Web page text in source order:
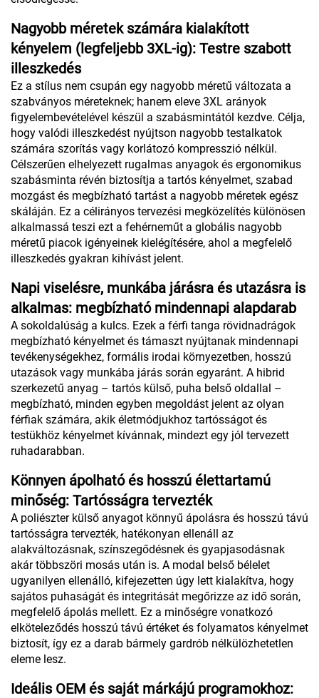
Nagyobb méretek számára kialakított
kényelem (legfeljebb 3XL-ig): Testre szabott
illeszkedés
Ez a stílus nem csupán egy nagyobb méretű változata a
szabványos méreteknek; hanem eleve 3XL arányok
figyelembevételével készül a szabásmintától kezdve. Célja,
hogy valódi illeszkedést nyújtson nagyobb testalkatok
számára szorítás vagy korlátozó kompresszió nélkül.
Célszerűen elhelyezett rugalmas anyagok és ergonomikus
szabásminta révén biztosítja a tartós kényelmet, szabad
mozgást és megbízható tartást a nagyobb méretek egész
skáláján. Ez a célirányos tervezési megközelítés különösen
alkalmassá teszi ezt a fehérneműt a globális nagyobb
méretű piacok igényeinek kielégítésére, ahol a megfelelő
illeszkedés gyakran kihívást jelent.
Napi viselésre, munkába járásra és utazásra is
alkalmas: megbízható mindennapi alapdarab
A sokoldalúság a kulcs. Ezek a férfi tanga rövidnadrágok
megbízható kényelmet és támaszt nyújtanak mindennapi
tevékenységekhez, formális irodai környezetben, hosszú
utazások vagy munkába járás során egyaránt. A hibrid
szerkezetű anyag – tartós külső, puha belső oldallal –
megbízható, minden egyben megoldást jelent az olyan
férfiak számára, akik életmódjukhoz tartósságot és
testükhöz kényelmet kívánnak, mindezt egy jól tervezett
ruhadarabban.
Könnyen ápolható és hosszú élettartamú
minőség: Tartósságra tervezték
A poliészter külső anyagot könnyű ápolásra és hosszú távú
tartósságra tervezték, hatékonyan ellenáll az
alakváltozásnak, színszegődésnek és gyapjasodásnak
akár többszöri mosás után is. A modal belső bélelet
ugyanilyen ellenálló, kifejezetten úgy lett kialakítva, hogy
sajátos puhaságát és integritását megőrizze az idő során,
megfelelő ápolás mellett. Ez a minőségre vonatkozó
elköteleződés hosszú távú értéket és folyamatos kényelmet
biztosít, így ez a darab bármely gardrób nélkülözhetetlen
eleme lesz.
Ideális OEM és saját márkájú programokhoz: